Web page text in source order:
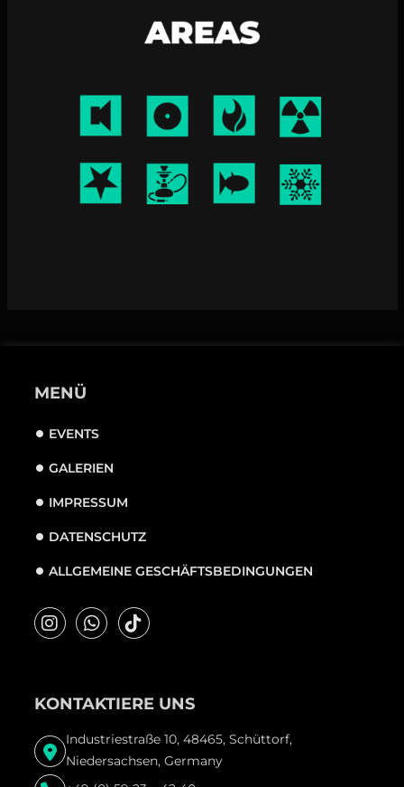
MENÜ
EVENTS
GALERIEN
IMPRESSUM
DATENSCHUTZ
ALLGEMEINE GESCHÄFTSBEDINGUNGEN
KONTAKTIERE UNS
Industriestraße 10, 48465, Schüttorf,
Niedersachsen, Germany